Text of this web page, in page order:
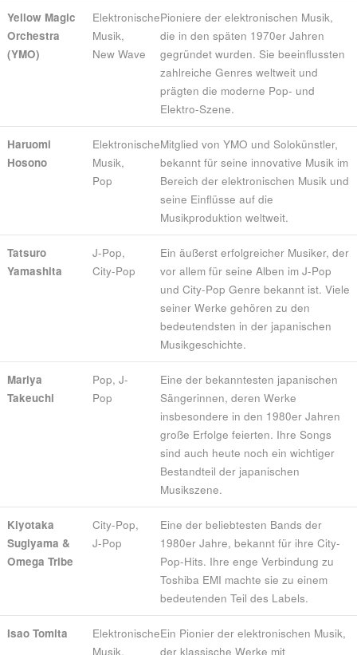
Yellow Magic
Orchestra
(YMO)
Elektronische
Musik,
New Wave
Pioniere der elektronischen Musik,
die in den späten 1970er Jahren
gegründet wurden. Sie beeinflussten
zahlreiche Genres weltweit und
prägten die moderne Pop- und
Elektro-Szene.
Haruomi
Hosono
Elektronische
Musik,
Pop
Mitglied von YMO und Solokünstler,
bekannt für seine innovative Musik im
Bereich der elektronischen Musik und
seine Einflüsse auf die
Musikproduktion weltweit.
Tatsuro
Yamashita
J-Pop,
City-Pop
Ein äußerst erfolgreicher Musiker, der
vor allem für seine Alben im J-Pop
und City-Pop Genre bekannt ist. Viele
seiner Werke gehören zu den
bedeutendsten in der japanischen
Musikgeschichte.
Mariya
Takeuchi
Pop, J-
Pop
Eine der bekanntesten japanischen
Sängerinnen, deren Werke
insbesondere in den 1980er Jahren
große Erfolge feierten. Ihre Songs
sind auch heute noch ein wichtiger
Bestandteil der japanischen
Musikszene.
Kiyotaka
Sugiyama &
Omega Tribe
City-Pop,
J-Pop
Eine der beliebtesten Bands der
1980er Jahre, bekannt für ihre City-
Pop-Hits. Ihre enge Verbindung zu
Toshiba EMI machte sie zu einem
bedeutenden Teil des Labels.
Isao Tomita
Elektronische
Musik,
Ein Pionier der elektronischen Musik,
der klassische Werke mit